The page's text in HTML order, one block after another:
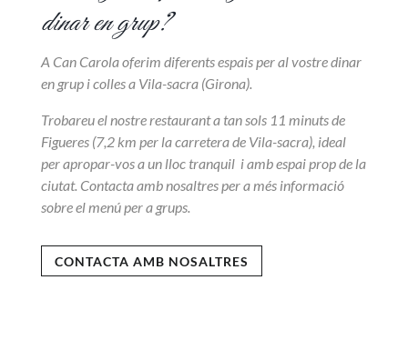
dinar en grup?
A Can Carola oferim diferents espais per al vostre dinar
en grup i colles a Vila-sacra (Girona).
Trobareu el nostre restaurant a tan sols 11 minuts de
Figueres (7,2 km per la carretera de Vila-sacra), ideal
per apropar-vos a un lloc tranquil i amb espai prop de la
ciutat. Contacta amb nosaltres per a més informació
sobre el menú per a grups.
CONTACTA AMB NOSALTRES